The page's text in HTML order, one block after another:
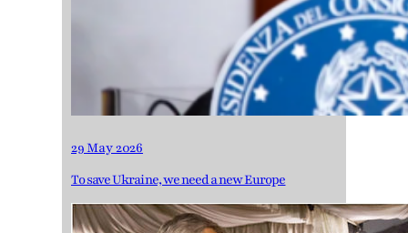
29 May 2026
To save Ukraine, we need a new Europe